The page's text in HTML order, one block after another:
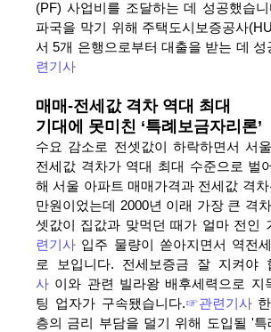
(PF) 사업비를 조달하는 데 성공했습
파국을 막기 위해 주택도시보증공사
서 5개 은행으로부터 대출을 받는 데 성
련기사
매매-전세값 격차 역대 최대
기대에 못미친 ‘특례보금자리론’
수요 감소로 전셋값이 하락하면서 서
전세값 격차가 역대 최대 수준으로 벌
해 서울 아파트 매매가격과 전세값 격
만원이었는데 2000년 이래 가장 큰 격
셋값이 집값과 맞먹던 때가 얼마 전인
련기사 입주 물량이 쏟아지면서 역전
로 보입니다. 전세보증금 잘 지켜야
사 이와 관련 빌라왕 배후세력으로 지
팅 업자가 구속됐습니다.☞관련기사
층의 금리 부담을 덜기 위해 도입될 '특